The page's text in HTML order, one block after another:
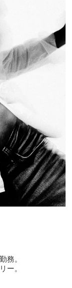
務。
ー。